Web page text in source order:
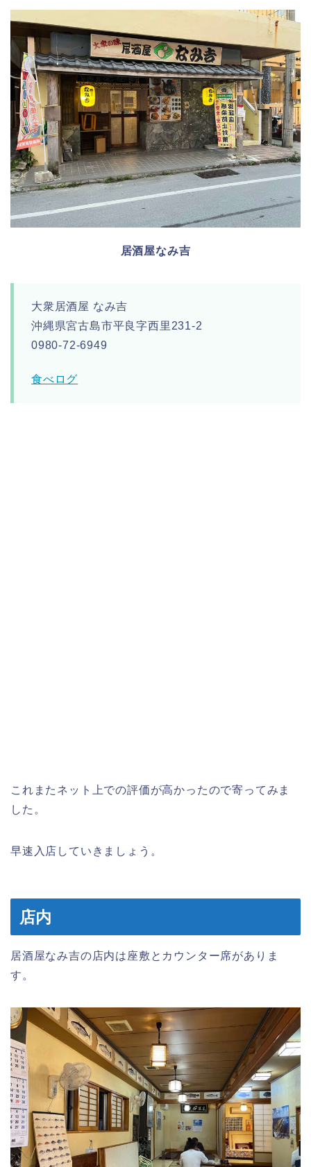
居酒屋なみ吉
大衆居酒屋 なみ吉
沖縄県宮古島市平良字西里231-2
0980-72-6949
食べログ
これまたネット上での評価が高かったので寄ってみま
した。
早速入店していきましょう。
店内
居酒屋なみ吉の店内は座敷とカウンター席がありま
す。